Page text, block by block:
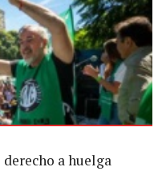
a huelga